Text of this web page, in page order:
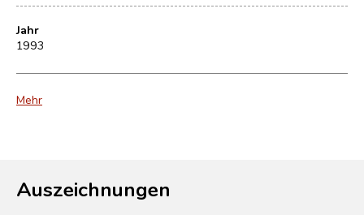
Jahr
1993
Mehr
Auszeichnungen